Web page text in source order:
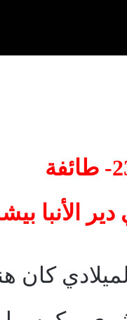
دير الأنبا
كان هناك